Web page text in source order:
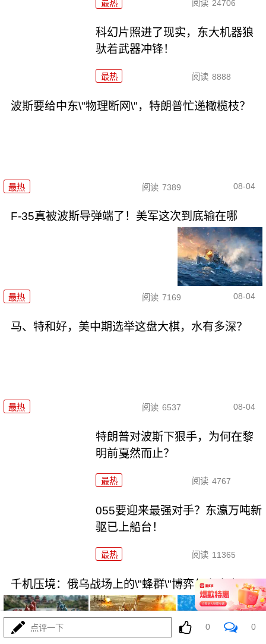
最热 阅读 24706
科幻片照进了现实，东大机器狼
驮着武器冲锋！
最热 阅读 8888
波斯要给中东\"物理断网\"，特朗普忙递橄榄枝？
最热 阅读 7389 08-04
F-35真被波斯导弹端了！美军这次到底输在哪
最热 阅读 7169 08-04
马、特和好，美中期选举这盘大棋，水有多深？
最热 阅读 6537 08-04
特朗普对波斯下狠手，为何在黎
明前戛然而止？
最热 阅读 4767
055要迎来最强对手？东瀛万吨新
驱已上船台！
最热 阅读 11365
千机压境：俄乌战场上的\"蜂群\"博弈与东大启示
点评一下 0 0